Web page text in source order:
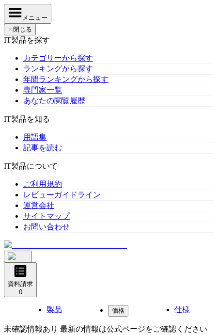
メニュー
✕ 閉じる
IT製品を探す
カテゴリーから探す
ランキングから探す
年間ランキングから探す
専門家一覧
あなたの閲覧履歴
IT製品を知る
用語集
記事を読む
IT製品について
ご利用規約
レビューガイドライン
運営会社
サイトマップ
お問い合わせ
資料請求
0
製品 価格 仕様
未確認情報あり 最新の情報は公式ページをご確認ください